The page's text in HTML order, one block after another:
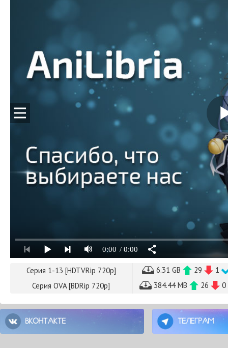
0:00 / 0:00
Серия 1-13 [HDTVRip 720p] 6.31 GB 29
1
Серия OVA [BDRip 720p]
384.44 MB 26 0